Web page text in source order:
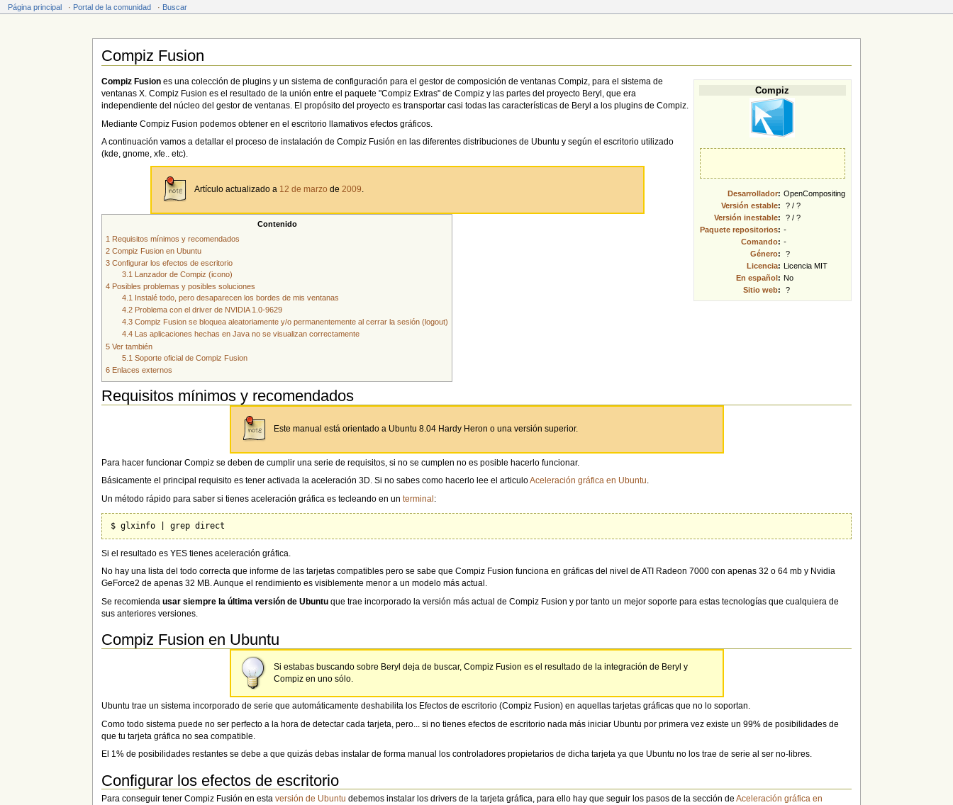
Página principal · Portal de la comunidad · Buscar
Compiz Fusion
Compiz
Desarrollador: OpenCompositing
Versión estable:
? / ?
Versión inestable:
? / ?
Paquete repositorios: -
Comando: -
Género:
?
Licencia: Licencia MIT
En español : No
Sitio web: ?
Compiz Fusion es una colección de plugins y un sistema de configuración para el gestor de composición de ventanas Compiz, para el sistema de
ventanas X. Compiz Fusion es el resultado de la unión entre el paquete "Compiz Extras" de Compiz y las partes del proyecto Beryl, que era
independiente del núcleo del gestor de ventanas. El propósito del proyecto es transportar casi todas las características de Beryl a los plugins de Compiz.
Mediante Compiz Fusion podemos obtener en el escritorio llamativos efectos gráficos.
A continuación vamos a detallar el proceso de instalación de Compiz Fusión en las diferentes distribuciones de Ubuntu y según el escritorio utilizado
(kde, gnome, xfe.. etc).
Artículo actualizado a 12 de marzo de 2009.
Contenido
1 Requisitos mínimos y recomendados
2 Compiz Fusion en Ubuntu
3 Configurar los efectos de escritorio
3.1 Lanzador de Compiz (icono)
4 Posibles problemas y posibles soluciones
4.1 Instalé todo, pero desaparecen los bordes de mis ventanas
4.2 Problema con el driver de NVIDIA 1.0-9629
4.3 Compiz Fusion se bloquea aleatoriamente y/o permanentemente al cerrar la sesión (logout)
4.4 Las aplicaciones hechas en Java no se visualizan correctamente
5 Ver también
5.1 Soporte oficial de Compiz Fusion
6 Enlaces externos
Requisitos mínimos y recomendados
Este manual está orientado a Ubuntu 8.04 Hardy Heron o una versión superior.
Para hacer funcionar Compiz se deben de cumplir una serie de requisitos, si no se cumplen no es posible hacerlo funcionar.
Básicamente el principal requisito es tener activada la aceleración 3D. Si no sabes como hacerlo lee el articuloAceleración gráfica en Ubuntu.
Un método rápido para saber si tienes aceleración gráfica es tecleando en unterminal:
Si el resultado es YES tienes aceleración gráfica.
No hay una lista del todo correcta que informe de las tarjetas compatibles pero se sabe que Compiz Fusion funciona en gráficas del nivel de ATI Radeon 7000 con apenas 32 o 64 mb y Nvidia
GeForce2 de apenas 32 MB. Aunque el rendimiento es visiblemente menor a un modelo más actual.
Se recomiendausar siempre la última versión de Ubuntu que trae incorporado la versión más actual de Compiz Fusion y por tanto un mejor soporte para estas tecnologías que cualquiera de
sus anteriores versiones.
Compiz Fusion en Ubuntu
Si estabas buscando sobre Beryl deja de buscar, Compiz Fusion es el resultado de la integración de Beryl y
Compiz en uno sólo.
Ubuntu trae un sistema incorporado de serie que automáticamente deshabilita los Efectos de escritorio (Compiz Fusion) en aquellas tarjetas gráficas que no lo soportan.
Como todo sistema puede no ser perfecto a la hora de detectar cada tarjeta, pero... si no tienes efectos de escritorio nada más iniciar Ubuntu por primera vez existe un 99% de posibilidades de
que tu tarjeta gráfica no sea compatible.
El 1% de posibilidades restantes se debe a que quizás debas instalar de forma manual los controladores propietarios de dicha tarjeta ya que Ubuntu no los trae de serie al ser no-libres.
Configurar los efectos de escritorio
Para conseguir tener Compiz Fusión en estaversión de Ubuntu debemos instalar los drivers de la tarjeta gráfica, para ello hay que seguir los pasos de la sección deAceleración gráfica en